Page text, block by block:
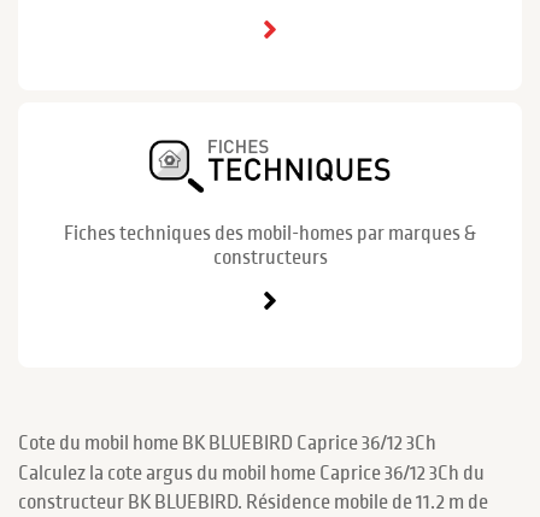
Fiches techniques des mobil-homes par marques &
constructeurs
Cote du mobil home BK BLUEBIRD Caprice 36/12 3Ch
Calculez la cote argus du mobil home Caprice 36/12 3Ch du
constructeur BK BLUEBIRD. Résidence mobile de 11.2 m de